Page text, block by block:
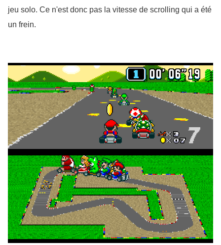
jeu solo. Ce n'est donc pas la vitesse de scrolling qui a été
un frein.